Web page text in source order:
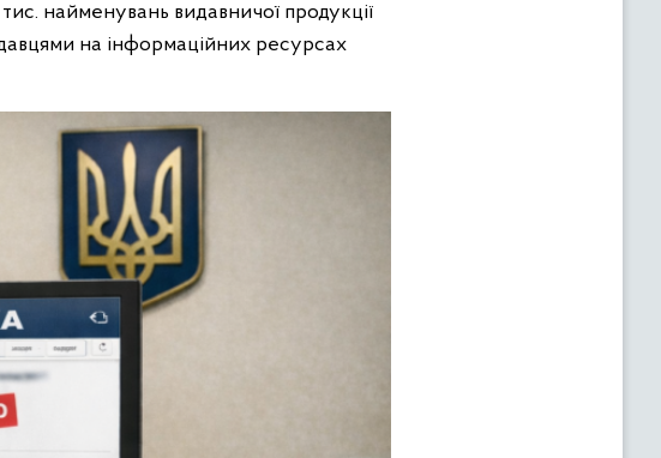
найменувань видавничої продукції
на інформаційних ресурсах